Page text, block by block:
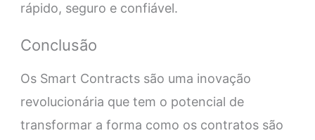
rápido, seguro e confiável.
Conclusão
Os Smart Contracts são uma inovação
revolucionária que tem o potencial de
transformar a forma como os contratos são